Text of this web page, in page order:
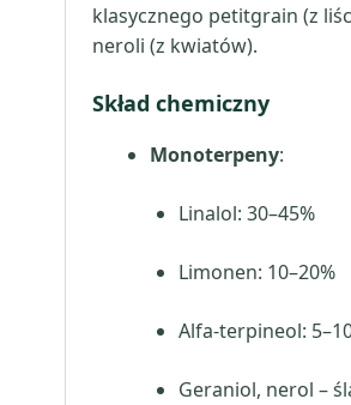
klasycznego petitgrain (z
neroli (z kwiatów).
Skład chemiczny
Monoterpeny:
Linalol: 30–45%
Limonen: 10–20%
Alfa-terpineol:
Geraniol, nerol –